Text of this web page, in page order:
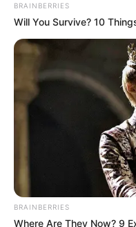
BRAINBERRIES
Will You Survive? 10
BRAINBERRIES
Where Are They Now? 9